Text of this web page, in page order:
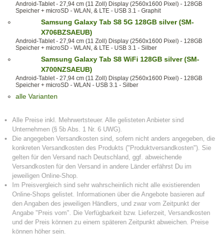
Android-Tablet - 27,94 cm (11 Zoll) Display (2560x1600 Pixel) - 128GB
Speicher + microSD - WLAN, & LTE - USB 3.1 - Graphit
Samsung Galaxy Tab S8 5G 128GB silver (SM-
X706BZSAEUB)
Android-Tablet - 27,94 cm (11 Zoll) Display (2560x1600 Pixel) - 128GB
Speicher + microSD - WLAN, & LTE - USB 3.1 - Silber
Samsung Galaxy Tab S8 WiFi 128GB silver (SM-
X700NZSAEUB)
Android-Tablet - 27,94 cm (11 Zoll) Display (2560x1600 Pixel) - 128GB
Speicher + microSD - WLAN - USB 3.1 - Silber
alle Varianten